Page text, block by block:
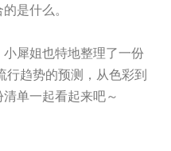
是什么。
犀姐也特地整理了一份
趋势的预测，从色彩到
单一起看起来吧～